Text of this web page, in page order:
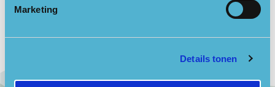
Marketing
Details tonen
avontuurlijke wandelaars en vogelaars, maar ook voor
die van drassige uiterwaarden houden.